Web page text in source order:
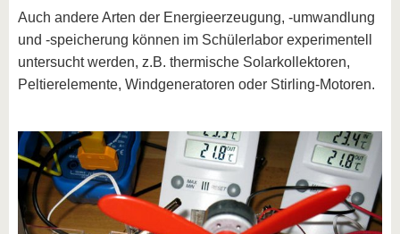
Auch andere Arten der Energieerzeugung, -umwandlung
und -speicherung können im Schülerlabor experimentell
untersucht werden, z.B. thermische Solarkollektoren,
Peltierelemente, Windgeneratoren oder Stirling-Motoren.